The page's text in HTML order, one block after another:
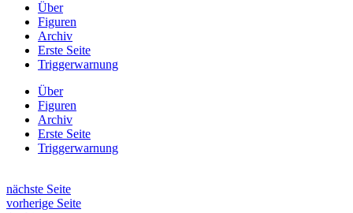
Über
Figuren
Archiv
Erste Seite
Triggerwarnung
Über
Figuren
Archiv
Erste Seite
Triggerwarnung
nächste Seite
vorherige Seite